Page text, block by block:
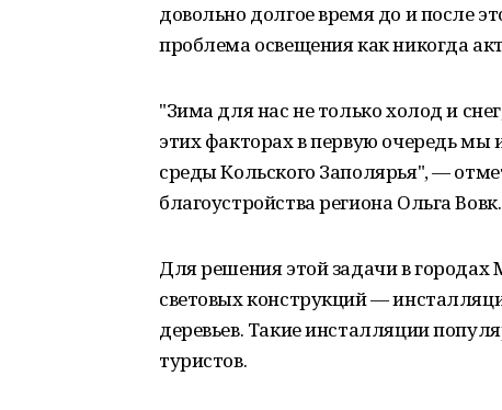
довольно долгое время до и после
проблема освещения как никогда
"Зима для нас не только холод и
этих факторах в первую очередь мы
среды Кольского Заполярья", —
благоустройства региона Ольга Вовк.
Для решения этой задачи в
световых конструкций —
деревьев. Такие инсталляции
туристов.